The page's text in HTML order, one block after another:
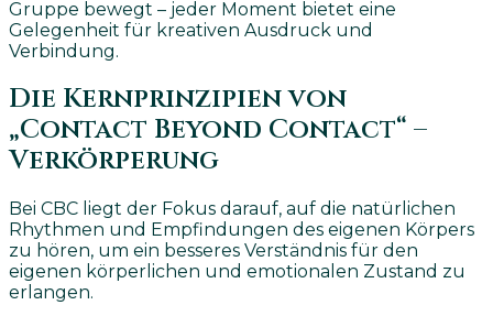
Gruppe bewegt – jeder Moment bietet eine
Gelegenheit für kreativen Ausdruck und
Verbindung.
Die Kernprinzipien von
„Contact Beyond Contact“ –
Verkörperung
Bei CBC liegt der Fokus darauf, auf die natürlichen
Rhythmen und Empfindungen des eigenen Körpers
zu hören, um ein besseres Verständnis für den
eigenen körperlichen und emotionalen Zustand zu
erlangen.